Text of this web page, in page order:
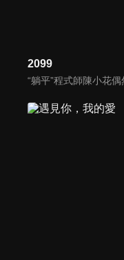
2099